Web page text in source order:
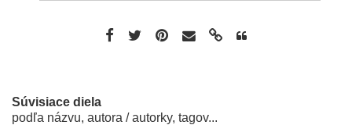
Súvisiace diela
podľa názvu, autora / autorky, tagov...